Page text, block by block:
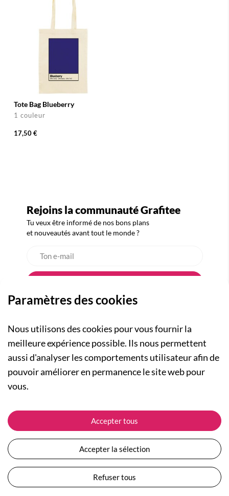
Tote Bag Blueberry
1 couleur
17,50 €
Rejoins la communauté Grafitee
Tu veux être informé de nos bons plans
et nouveautés avant tout le monde ?
A PROPOS
Qui sommes-nous ?
Actualités
Nos engagements
Plan du site
Devenir revendeur
Collection Femme
Collection Enfants
Les Totebags
Nos différents thèmes
ASSISTANCE
Suivre ma commande
Expédition et livraison
Retour et remboursement
Moyens de paiement
Questions / Réponses
Conditions générales de vente
Paramètres des cookies
Nous utilisons des cookies pour vous fournir la
meilleure expérience possible. Ils nous permettent
aussi d'analyser les comportements utilisateur afin de
pouvoir améliorer en permanence le site web pour
vous.
Accepter tous
Accepter la sélection
Refuser tous